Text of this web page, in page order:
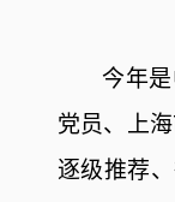
今年
党员、上
逐级推荐